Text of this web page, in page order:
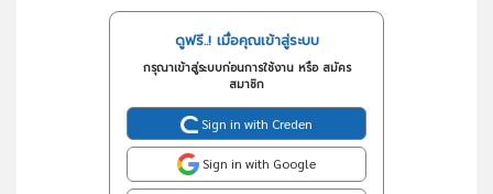
ดูฟรี..! เมื่อคุณเข้าสู่ระบบ
กรุณาเข้าสู่ระบบก่อนการใช้งาน หรือ สมัคร
สมาชิก
Sign in with Creden
Sign in with Google